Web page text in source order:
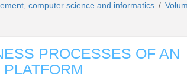
computer science and informatics /
PROCESSES OF AN